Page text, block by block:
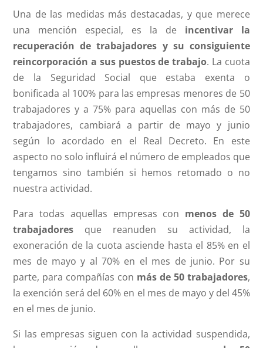
Una de las medidas más destacadas, y que merece
una mención especial, es la de incentivar la
recuperación de trabajadores y su consiguiente
reincorporación a sus puestos de trabajo. La cuota
de la Seguridad Social que estaba exenta o
bonificada al 100% para las empresas menores de 50
trabajadores y a 75% para aquellas con más de 50
trabajadores, cambiará a partir de mayo y junio
según lo acordado en el Real Decreto. En este
aspecto no solo influirá el número de empleados que
tengamos sino también si hemos retomado o no
nuestra actividad.
Para todas aquellas empresas con menos de 50
trabajadores que reanuden su actividad, la
exoneración de la cuota asciende hasta el 85% en el
mes de mayo y al 70% en el mes de junio. Por su
parte, para compañías con más de 50 trabajadores,
la exención será del 60% en el mes de mayo y del 45%
en el mes de junio.
Si las empresas siguen con la actividad suspendida,